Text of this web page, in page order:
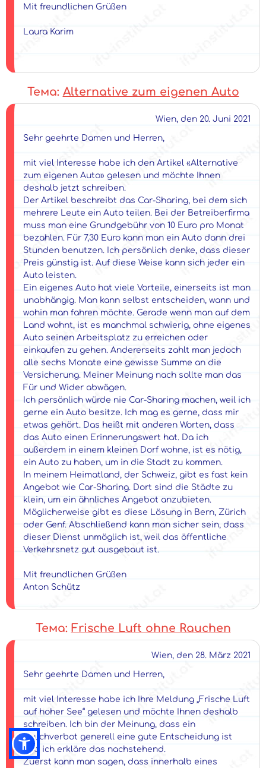
Mit freundlichen Grüßen
Laura Karim
Тема: Alternative zum eigenen Auto
Wien, den 20. Juni 2021
Sehr geehrte Damen und Herren,
mit viel Interesse habe ich den Artikel «Alternative
zum eigenen Auto» gelesen und möchte Ihnen
deshalb jetzt schreiben.
Der Artikel beschreibt das Car-Sharing, bei dem sich
mehrere Leute ein Auto teilen. Bei der Betreiberfirma
muss man eine Grundgebühr von 10 Euro pro Monat
bezahlen. Für 7,30 Euro kann man ein Auto dann drei
Stunden benutzen. Ich persönlich denke, dass dieser
Preis günstig ist. Auf diese Weise kann sich jeder ein
Auto leisten.
Ein eigenes Auto hat viele Vorteile, einerseits ist man
unabhängig. Man kann selbst entscheiden, wann und
wohin man fahren möchte. Gerade wenn man auf dem
Land wohnt, ist es manchmal schwierig, ohne eigenes
Auto seinen Arbeitsplatz zu erreichen oder
einkaufen zu gehen. Andererseits zahlt man jedoch
alle sechs Monate eine gewisse Summe an die
Versicherung. Meiner Meinung nach sollte man das
Für und Wider abwägen.
Ich persönlich würde nie Car-Sharing machen, weil ich
gerne ein Auto besitze. Ich mag es gerne, dass mir
etwas gehört. Das heißt mit anderen Worten, dass
das Auto einen Erinnerungswert hat. Da ich
außerdem in einem kleinen Dorf wohne, ist es nötig,
ein Auto zu haben, um in die Stadt zu kommen.
In meinem Heimatland, der Schweiz, gibt es fast kein
Angebot wie Car-Sharing. Dort sind die Städte zu
klein, um ein ähnliches Angebot anzubieten.
Möglicherweise gibt es diese Lösung in Bern, Zürich
oder Genf. Abschließend kann man sicher sein, dass
dieser Dienst unmöglich ist, weil das öffentliche
Verkehrsnetz gut ausgebaut ist.
Mit freundlichen Grüßen
Anton Schütz
Тема: Frische Luft ohne Rauchen
Wien, den 28. März 2021
Sehr geehrte Damen und Herren,
mit viel Interesse habe ich Ihre Meldung „Frische Luft
auf hoher See“ gelesen und möchte Ihnen deshalb
schreiben. Ich bin der Meinung, dass ein
Rauchverbot generell eine gute Entscheidung ist
und ich erkläre das nachstehend.
Zuerst kann man sagen, dass innerhalb eines